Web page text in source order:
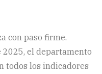
con paso firme.
el departamento
todos los indicadores